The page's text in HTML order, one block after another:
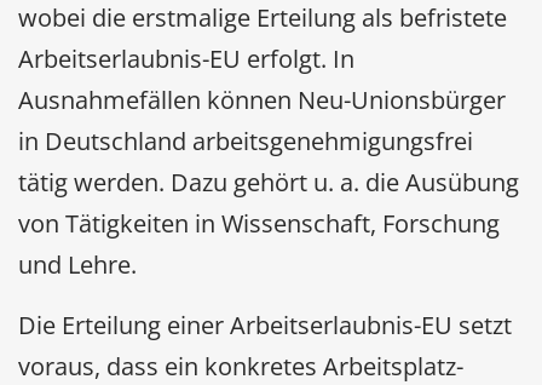
wobei die erstmalige Erteilung als befristete
Arbeitserlaubnis-EU erfolgt. In
Ausnahmefällen können Neu-Unionsbürger
in Deutschland arbeitsgenehmigungsfrei
tätig werden. Dazu gehört u. a. die Ausübung
von Tätigkeiten in Wissenschaft, Forschung
und Lehre.
Die Erteilung einer Arbeitserlaubnis-EU setzt
voraus, dass ein konkretes Arbeitsplatz-